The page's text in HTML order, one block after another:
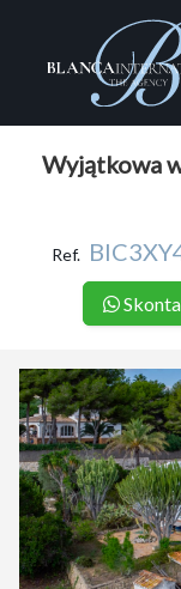
Wyjątkowa
Ref.